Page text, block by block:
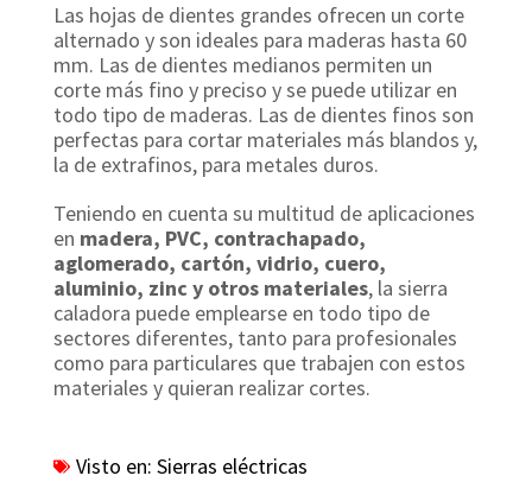
Las hojas de dientes grandes ofrecen un corte
alternado y son ideales para maderas hasta 60
mm. Las de dientes medianos permiten un
corte más fino y preciso y se puede utilizar en
todo tipo de maderas. Las de dientes finos son
perfectas para cortar materiales más blandos y,
la de extrafinos, para metales duros.
Teniendo en cuenta su multitud de aplicaciones
en madera, PVC, contrachapado,
aglomerado, cartón, vidrio, cuero,
aluminio, zinc y otros materiales, la sierra
caladora puede emplearse en todo tipo de
sectores diferentes, tanto para profesionales
como para particulares que trabajen con estos
materiales y quieran realizar cortes.
Visto en: Sierras eléctricas